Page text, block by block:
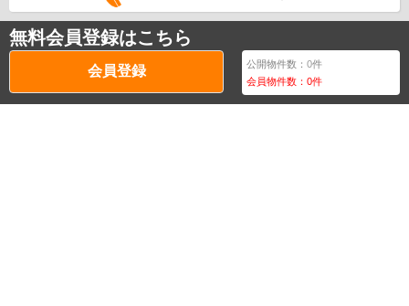
無料会員登録はこちら
会員登録 公開物件数：0件
会員物件数：0件